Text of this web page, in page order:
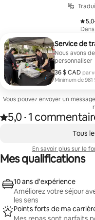
5,0
, ·
Service de
spéciaux
Nous avons
personnaliser
36 $ CAD par
36 $ CAD par
Minimum de
Vous pouvez envoyer un
Note de 5,0 étoile(s) sur 5
5,0
, ·1
préparée avec une sélection
et attentionné pendant tout
assuré que tout se passait
le distinguait vraiment des
vivement Manuel à toute
d'une expérience de traiteur
Tous
En savoir plus sur le
Mes qualifications
10 ans d'expérience
Améliorez votre séjour
les sens
Points forts de ma